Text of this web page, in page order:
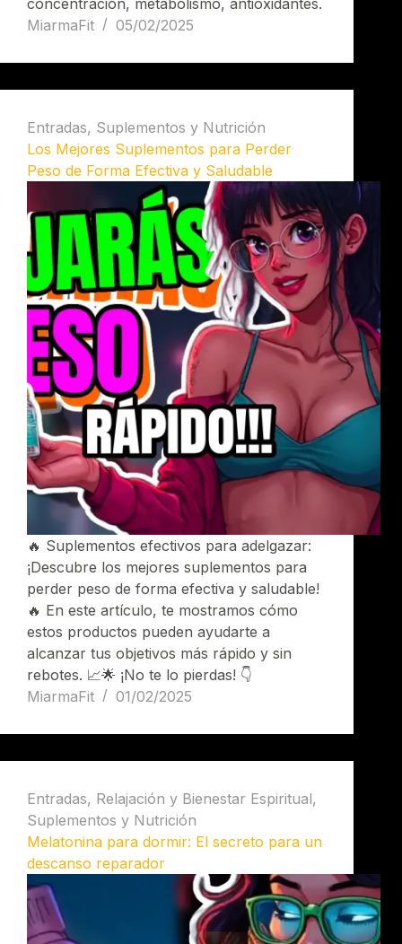
MiarmaFit
05/02/2025
Entradas, Suplementos y Nutrición
Los Mejores Suplementos para Perder
Peso de Forma Efectiva y Saludable
🔥 Suplementos efectivos para adelgazar:
¡Descubre los mejores suplementos para
perder peso de forma efectiva y saludable!
🔥 En este artículo, te mostramos cómo
estos productos pueden ayudarte a
alcanzar tus objetivos más rápido y sin
rebotes. 📈🌟 ¡No te lo pierdas! 👇
MiarmaFit
01/02/2025
Entradas, Relajación y Bienestar Espiritual,
Suplementos y Nutrición
Melatonina para dormir: El secreto para un
descanso reparador